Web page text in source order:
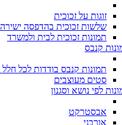
זוגות על זכוכית
שלשות זכוכית בהדפסה ישירה
תמונות זכוכית לבית ולמשרד
קנבס
תמונות קנבס בודדות לכל
סטים מעוצבים
לפי נושא וסגנון
אבסטרקט
אורבני